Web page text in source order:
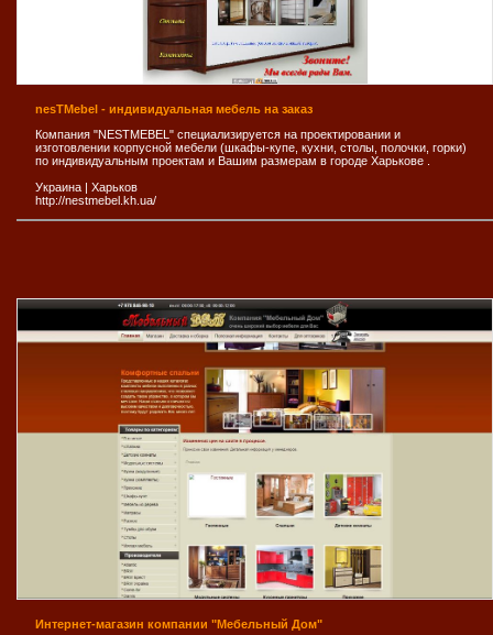
nesTMebel - индивидуальная мебель на заказ
Компания "NESTMEBEL" специализируется на проектировании и
изготовлении корпусной мебели (шкафы-купе, кухни, столы, полочки, горки)
по индивидуальным проектам и Вашим размерам в городе Харькове .
Украина | Харьков
http://nestmebel.kh.ua/
Интернет-магазин компании "Мебельный Дом"